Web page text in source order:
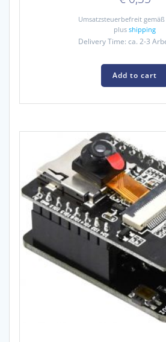
Umsatzsteuerbefreit gemäß
plus shipping
Delivery Time: ca. 2-3
Add to cart